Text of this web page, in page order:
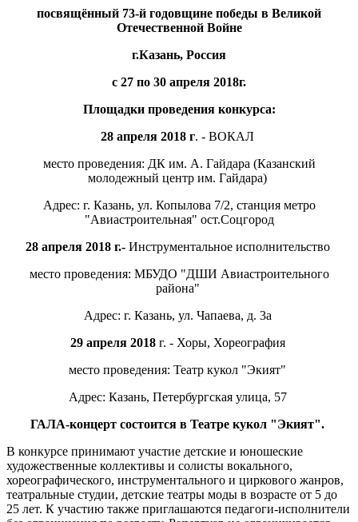
посвящённый 73-й годовщине победы в Великой
Отечественной Войне
г.Казань, Россия
с 27 по 30 апреля 2018г.
Площадки проведения конкурса:
28 апреля 2018 г. - ВОКАЛ
место проведения: ДК им. А. Гайдара (Казанский
молодежный центр им. Гайдара)
Адрес: г. Казань, ул. Копылова 7/2, станция метро
"Авиастроительная" ост.Соцгород
28 апреля 2018 г.-Инструментальное исполнительство
место проведения: МБУДО "ДШИ Авиастроительного
района"
Адрес: г. Казань, ул. Чапаева, д. 3а
29 апреля 2018 г. - Хоры, Хореография
место проведения: Театр кукол "Экият"
Адрес: Казань, Петербургская улица, 57
ГАЛА-концерт состоится в Театре кукол "Экият".
В конкурсе принимают участие детские и юношеские
художественные коллективы и солисты вокального,
хореографического, инструментального и циркового жанров,
театральные студии, детские театры моды в возрасте от 5 до
25 лет. К участию также приглашаются педагоги-исполнители